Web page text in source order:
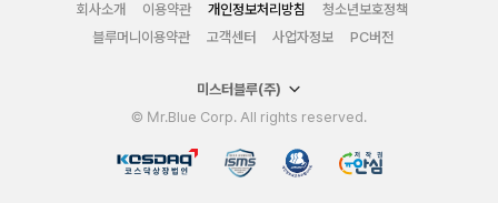
회사소개 이용약관 개인정보처리방침
청소년보호정책
블루머니이용약관
고객센터 사업자정보 PC버전
미스터블루(주)
© Mr.Blue Corp. All rights reserved.